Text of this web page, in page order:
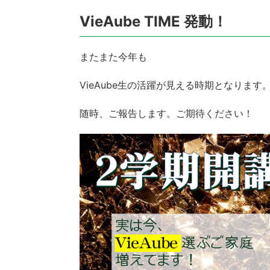
VieAube TIME 発動！
またまた今年も
VieAube生の活躍が見える時期となります
随時、ご報告します。ご期待ください！